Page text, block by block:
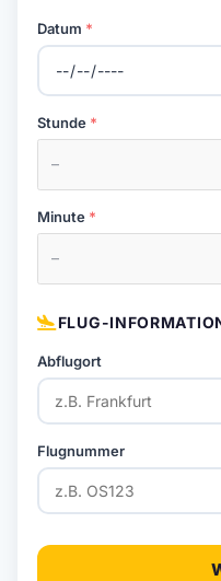
Datum
Stunde
–
Minute
–
FLUG-
Abflugort
Flugnummer